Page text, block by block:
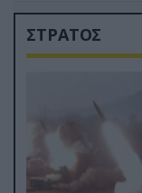
ΣΤΡΑΤΟΣ